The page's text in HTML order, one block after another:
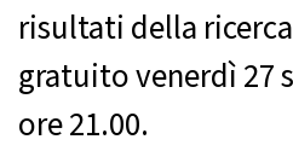
risultati della
gratuito venerdì 27
ore 21.00.